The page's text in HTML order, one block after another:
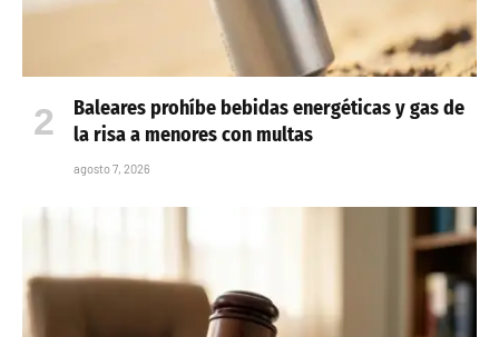
Baleares prohíbe bebidas energéticas y gas de
la risa a menores con multas
agosto 7, 2026